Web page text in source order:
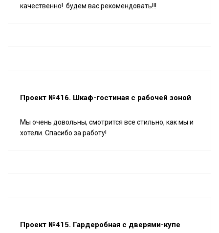
качественно! будем вас рекомендовать!!!
Проект №416. Шкаф-гостиная с рабочей зоной
Мы очень довольны, смотрится все стильно, как мы и
хотели. Спасибо за работу!
Проект №415. Гардеробная с дверями-купе